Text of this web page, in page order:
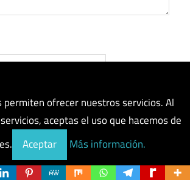
*
permiten ofrecer nuestros servicios. Al
aceptas el uso que hacemos de
Aceptar Más información.